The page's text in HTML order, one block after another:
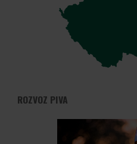
ROZVOZ PIVA